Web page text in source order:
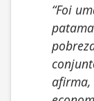
“Foi